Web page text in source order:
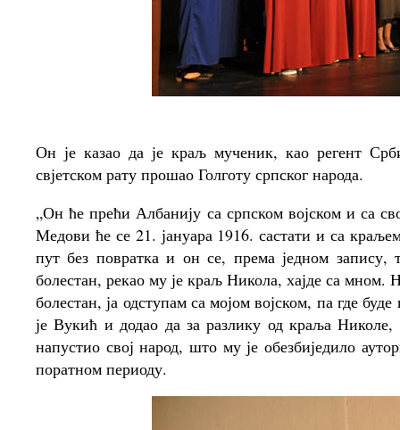
Он је казао да је краљ мученик, као регент
свјетском рату прошао Голготу српског народа.
„Он ће прећи Албанију са српском војском и са
Медови ће се 21. јануара 1916. састати и са
пут без повратка и он се, према једном
болестан, рекао му је краљ Никола, хајде са мном.
болестан, ја одступам са мојом војском, па где
је Вукић и додао да за разлику од краља
напустио свој народ, што му је обезбиједило
поратном периоду.